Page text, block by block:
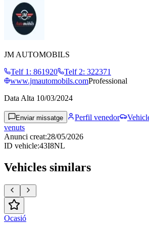
JM AUTOMOBILS
Telf 1 : 861920 Telf 2: 322371
www.jmautomobils.comProfessional
Data Alta 10/03/2024
Enviar missatge Perfil venedor
venuts
Anunci creat:28/05/2026
ID vehicle:43I8NL
Vehicles similars
Ocasió